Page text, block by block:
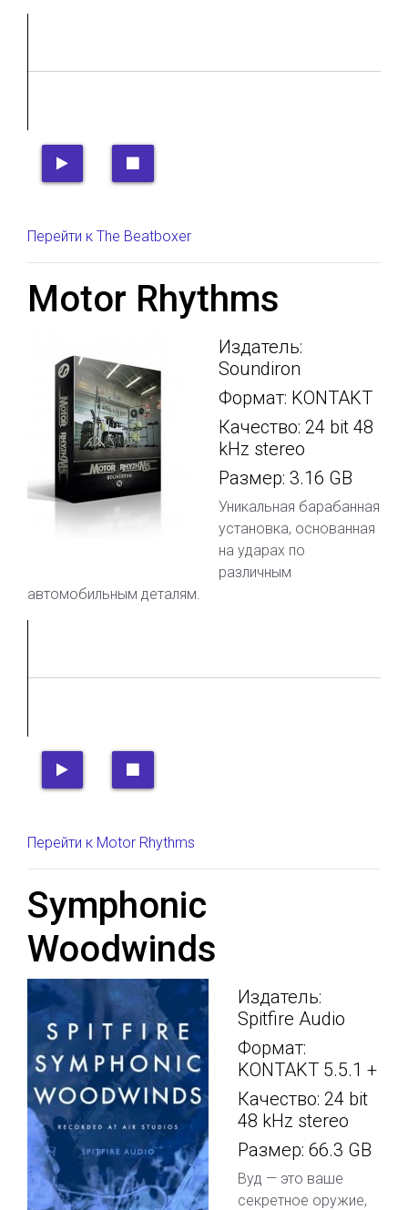
Перейти к The Beatboxer
Motor Rhythms
Издатель:
Soundiron
Формат: KONTAKT
Качество: 24 bit 48
kHz stereo
Размер: 3.16 GB
Уникальная барабанная
установка, основанная
на ударах по
различным
автомобильным деталям.
Перейти к Motor Rhythms
Symphonic
Woodwinds
Издатель:
Spitfire Audio
Формат:
KONTAKT 5.5.1 +
Качество: 24 bit
48 kHz stereo
Размер: 66.3 GB
Вуд — это ваше
секретное оружие,